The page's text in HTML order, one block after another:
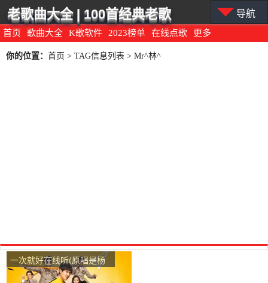
首页 歌曲大全 K歌软件 2023榜单 在线点歌 更多
老歌曲大全 | 100首经典老歌 导航
你的位置： 首页 > TAG信息列表 > Mr^林^
一次就好在线听(原唱是杨
宗纬)，Mr ^林^演唱点